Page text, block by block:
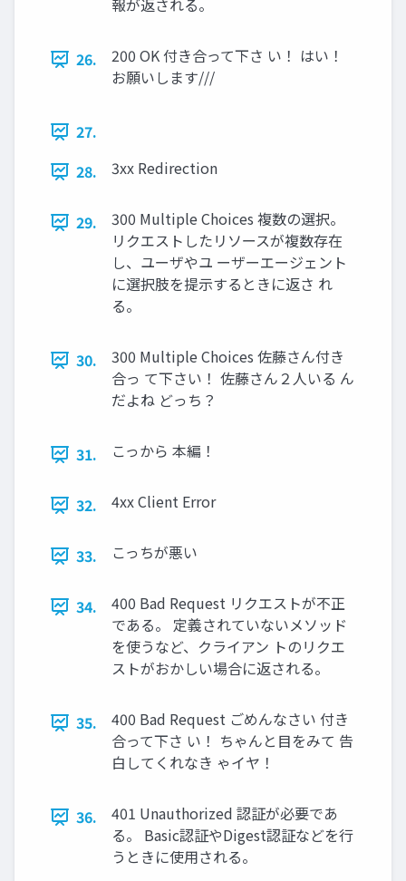
報が返される。
26.
200 OK 付き合って下さ い！ はい！
お願いします///
27.
28.
3xx Redirection
29.
300 Multiple Choices 複数の選択。
リクエストしたリソースが複数存在
し、ユーザやユ ーザーエージェント
に選択肢を提示するときに返さ れ
る。
30.
300 Multiple Choices 佐藤さん付き
合っ て下さい！ 佐藤さん２人いる ん
だよね どっち？
31. こっから 本編！
32. 4xx Client Error
33. こっちが悪い
34.
400 Bad Request リクエストが不正
である。 定義されていないメソッド
を使うなど、クライアン トのリクエ
ストがおかしい場合に返される。
35.
400 Bad Request ごめんなさい 付き
合って下さ い！ ちゃんと目をみて 告
白してくれなき ゃイヤ！
36.
401 Unauthorized 認証が必要であ
る。 Basic認証やDigest認証などを行
うときに使用される。